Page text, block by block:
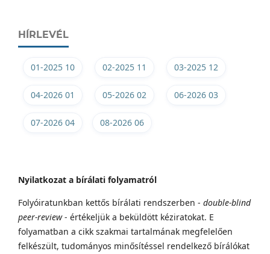
HÍRLEVÉL
01-2025 10 02-2025 11 03-2025 12
04-2026 01 05-2026 02 06-2026 03
07-2026 04 08-2026 06
Nyilatkozat a bírálati folyamatról
Folyóiratunkban kettős bírálati rendszerben - double-blind
peer-review- értékeljük a beküldött kéziratokat. E
folyamatban a cikk szakmai tartalmának megfelelően
felkészült, tudományos minősítéssel rendelkező bírálókat